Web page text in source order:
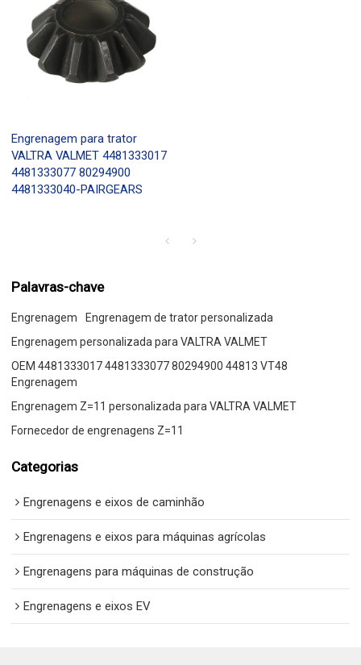
Engrenagem para trator
VALTRA VALMET 4481333017
4481333077 80294900
4481333040-PAIRGEARS
Palavras-chave
Engrenagem
Engrenagem de trator personalizada
Engrenagem personalizada para VALTRA VALMET
OEM 4481333017 4481333077 80294900 44813 VT48
Engrenagem
Engrenagem Z=11 personalizada para VALTRA VALMET
Fornecedor de engrenagens Z=11
Categorias
Engrenagens e eixos de caminhão
Engrenagens e eixos para máquinas agrícolas
Engrenagens para máquinas de construção
Engrenagens e eixos EV